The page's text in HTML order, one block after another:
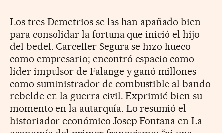
Los tres Demetrios se las han apañado bien
para consolidar la fortuna que inició el hijo
del bedel. Carceller Segura se hizo hueco
como empresario; encontró espacio como
líder impulsor de Falange y ganó millones
como suministrador de combustible al bando
rebelde en la guerra civil. Exprimió bien su
momento en la autarquía. Lo resumió el
historiador económico Josep Fontana en La